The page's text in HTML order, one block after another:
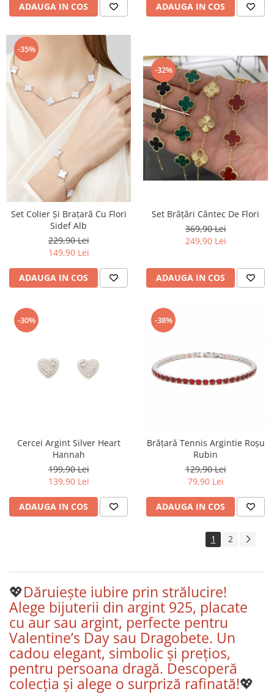
ADAUGA IN COS ADAUGA IN COS
-35%
Set Colier Și Brațară Cu Flori
Sidef Alb
229,90 Lei
149,90 Lei
ADAUGA IN COS
-32%
Set Brățări Cântec De Flori
369,90 Lei
249,90 Lei
ADAUGA IN COS
-30%
Cercei Argint Silver Heart
Hannah
199,90 Lei
139,90 Lei
ADAUGA IN COS
-38%
Brățară Tennis Argintie Roșu
Rubin
129,90 Lei
79,90 Lei
ADAUGA IN COS
1 2
💖Dăruiește iubire prin strălucire!
Alege bijuterii din argint 925, placate
cu aur sau argint, perfecte pentru
Valentine’s Day sau Dragobete. Un
cadou elegant, simbolic și prețios,
pentru persoana dragă. Descoperă
colecția și alege o surpriză rafinată!💖